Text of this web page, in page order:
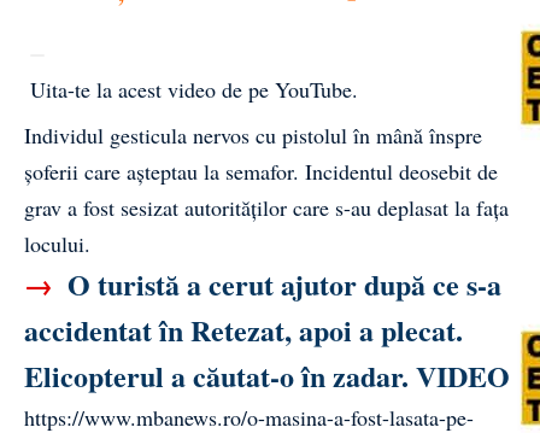
Uita-te la acest video de pe YouTube.
Individul gesticula nervos cu pistolul în mână înspre
șoferii care așteptau la semafor. Incidentul deosebit de
grav a fost sesizat autorităților care s-au deplasat la fața
locului.
→ O turistă a cerut ajutor după ce s-a
accidentat în Retezat, apoi a plecat.
Elicopterul a căutat-o în zadar. VIDEO
https://www.mbanews.ro/o-masina-a-fost-lasata-pe-